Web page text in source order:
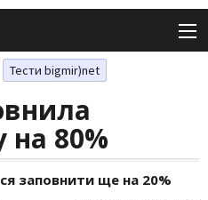
Тести bigmir)net
на 80%
заповнити ще на 20%